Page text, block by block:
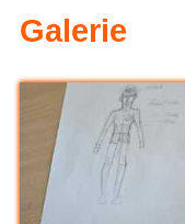
6.A
Galerie